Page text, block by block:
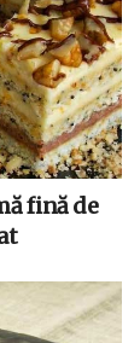
fină de